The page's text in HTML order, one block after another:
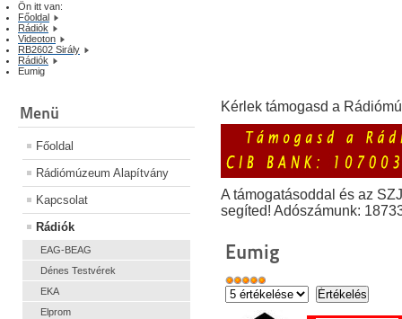
Ön itt van:
Főoldal
Rádiók
Videoton
RB2602 Sirály
Rádiók
Eumig
Menü
Főoldal
Rádiómúzeum Alapítvány
Kapcsolat
Rádiók
EAG-BEAG
Dénes Testvérek
EKA
Elprom
Kérlek támogasd a
A támogatásoddal és az
segíted! Adószámunk:
Eumig